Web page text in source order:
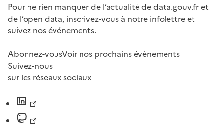
Pour ne rien manquer de l’actualité de data.gouv.fr et
de l’open data, inscrivez-vous à notre infolettre et
suivez nos événements.
Abonnez-vousVoir nos prochains évènements
Suivez-nous
sur les réseaux sociaux